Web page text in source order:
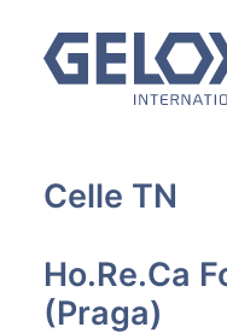
Celle TN
Ho.Re.Ca
(Praga)